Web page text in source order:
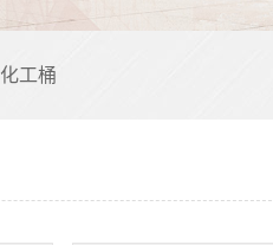
化工桶